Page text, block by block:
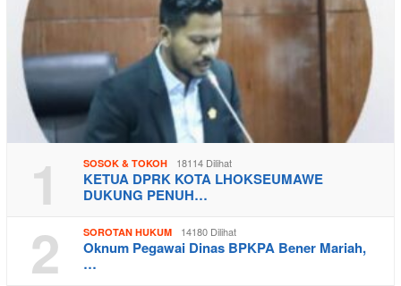
1 SOSOK & TOKOH 18114 Dilihat
KETUA DPRK KOTA LHOKSEUMAWE
DUKUNG PENUH…
2 SOROTAN HUKUM 14180 Dilihat
Oknum Pegawai Dinas BPKPA Bener Mariah,
…